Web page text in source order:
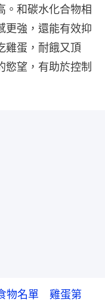
。和碳水化合物相
更強，還能有效抑
雞蛋，耐餓又頂
慾望，有助於控制
物名單 雞蛋第